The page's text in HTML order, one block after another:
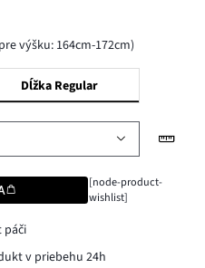
výšku: 164cm-172cm)
Dĺžka Regular
[node-product-
wishlist]
páči
v priebehu 24h